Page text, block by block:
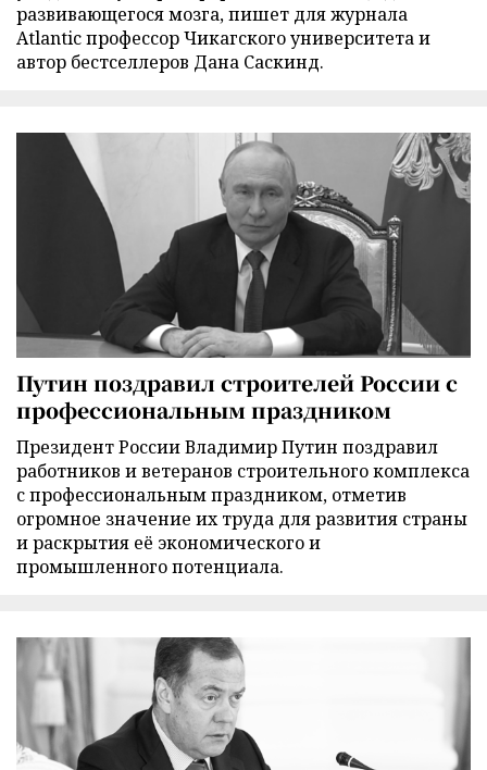
развивающегося мозга, пишет для журнала
Atlantic профессор Чикагского университета и
автор бестселлеров Дана Саскинд.
Путин поздравил строителей России с
профессиональным праздником
Президент России Владимир Путин поздравил
работников и ветеранов строительного комплекса
с профессиональным праздником, отметив
огромное значение их труда для развития страны
и раскрытия её экономического и
промышленного потенциала.